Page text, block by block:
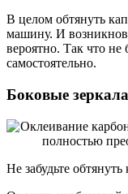
В целом обтянуть
машину. И
вероятно. Так что не
самостоятельно.
Боковые зеркала
Не забудьте